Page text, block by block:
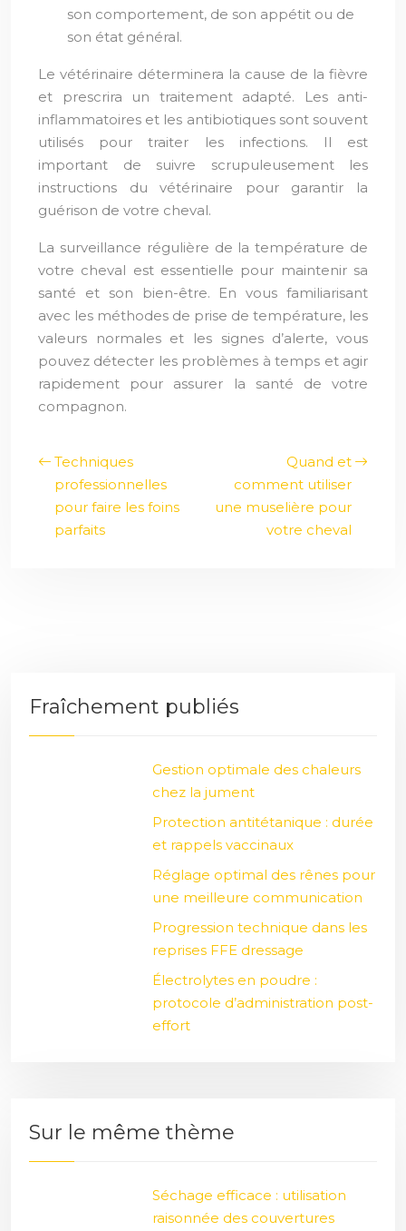
son comportement, de son appétit ou de
son état général.
Le vétérinaire déterminera la cause de la fièvre
et prescrira un traitement adapté. Les anti-
inflammatoires et les antibiotiques sont souvent
utilisés pour traiter les infections. Il est
important de suivre scrupuleusement les
instructions du vétérinaire pour garantir la
guérison de votre cheval.
La surveillance régulière de la température de
votre cheval est essentielle pour maintenir sa
santé et son bien-être. En vous familiarisant
avec les méthodes de prise de température, les
valeurs normales et les signes d’alerte, vous
pouvez détecter les problèmes à temps et agir
rapidement pour assurer la santé de votre
compagnon.
Techniques
professionnelles
pour faire les foins
parfaits
Quand et
comment utiliser
une muselière pour
votre cheval
Fraîchement publiés
Gestion optimale des chaleurs
chez la jument
Protection antitétanique : durée
et rappels vaccinaux
Réglage optimal des rênes pour
une meilleure communication
Progression technique dans les
reprises FFE dressage
Électrolytes en poudre :
protocole d’administration post-
effort
Sur le même thème
Séchage efficace : utilisation
raisonnée des couvertures